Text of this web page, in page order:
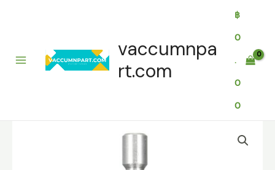
vaccumnpa
rt.com
฿
0
.
0
0